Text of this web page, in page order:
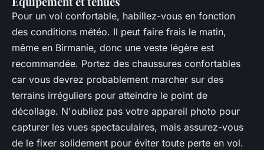
Pour un vol confortable, habillez-vous en fonction
des conditions météo. Il peut faire frais le matin,
même en Birmanie, donc une veste légère est
recommandée. Portez des chaussures confortables
car vous devrez probablement marcher sur des
terrains irréguliers pour atteindre le point de
décollage. N'oubliez pas votre appareil photo pour
capturer les vues spectaculaires, mais assurez-vous
de le fixer solidement pour éviter toute perte en vol.